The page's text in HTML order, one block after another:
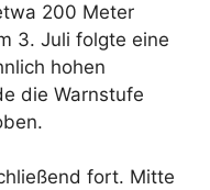
200 Meter
3. Juli folgte eine
hohen
die Warnstufe
fort. Mitte